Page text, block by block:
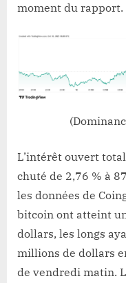
moment du rapport.
L’intérêt ouvert
chuté de 2,76 % à
les données de
bitcoin ont atteint
dollars, les longs
millions de dollars
de vendredi matin.